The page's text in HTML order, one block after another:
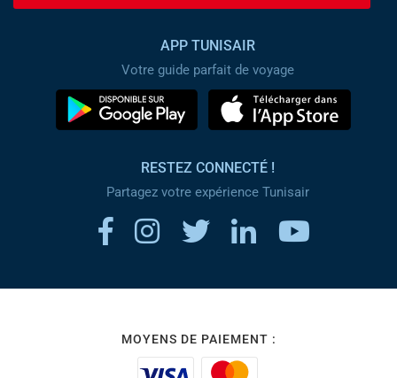
APP TUNISAIR
Votre guide parfait de voyage
RESTEZ CONNECTÉ !
Partagez votre expérience Tunisair
MOYENS DE PAIEMENT :